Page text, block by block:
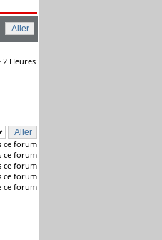
2 Heures
ce forum
ce forum
ce forum
ce forum
ce forum